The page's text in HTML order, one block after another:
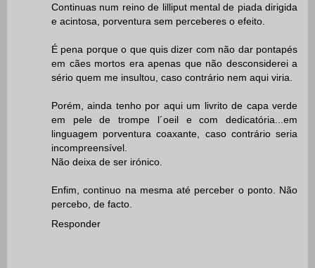
Continuas num reino de lilliput mental de piada dirigida
e acintosa, porventura sem perceberes o efeito.
É pena porque o que quis dizer com não dar pontapés
em cães mortos era apenas que não desconsiderei a
sério quem me insultou, caso contrário nem aqui viria.
Porém, ainda tenho por aqui um livrito de capa verde
em pele de trompe l´oeil e com dedicatória...em
linguagem porventura coaxante, caso contrário seria
incompreensível.
Não deixa de ser irónico.
Enfim, continuo na mesma até perceber o ponto. Não
percebo, de facto.
Responder